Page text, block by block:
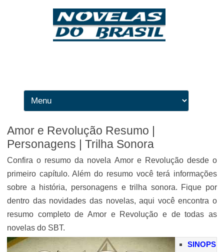
Amor e Revolução Resumo |
Personagens | Trilha Sonora
Confira o resumo da novela Amor e Revolução desde o
primeiro capítulo. Além do resumo você terá informações
sobre a história, personagens e trilha sonora. Fique por
dentro das novidades das novelas, aqui você encontra o
resumo completo de Amor e Revolução e de todas as
novelas do SBT.
SINOPS